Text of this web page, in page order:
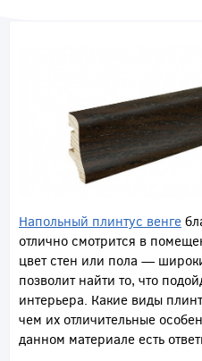
Напольный плинтус венге
отлично смотрится в
цвет стен или пола —
позволит найти то, что
интерьера. Какие виды
чем их отличительные
данном материале есть